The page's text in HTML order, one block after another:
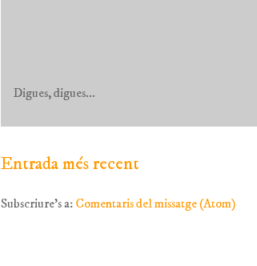
Digues, digues...
Entrada més recent
Subscriure's a: Comentaris del missatge (Atom)